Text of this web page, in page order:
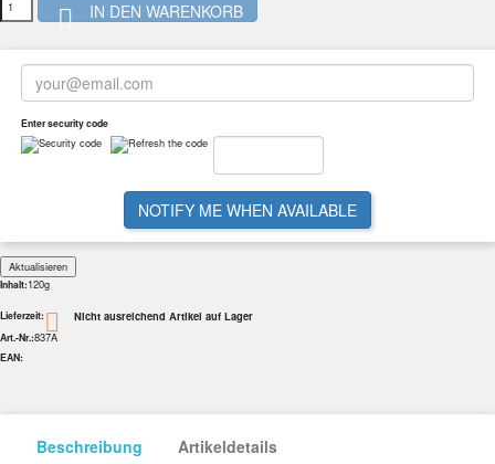
 IN DEN WARENKORB
Enter security code
NOTIFY ME WHEN AVAILABLE
Inhalt:120g
Lieferzeit:  Nicht ausreichend Artikel auf Lager
Art.-Nr.:837A
EAN:
Beschreibung Artikeldetails